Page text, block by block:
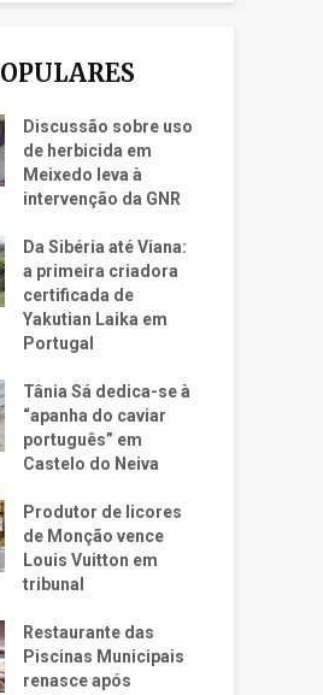
Discussão sobre uso
de herbicida em
Meixedo leva à
intervenção da GNR
Da Sibéria até Viana:
a primeira criadora
certificada de
Yakutian Laika em
Portugal
Tânia Sá dedica-se à
“apanha do caviar
português” em
Castelo do Neiva
Produtor de licores
de Monção vence
Louis Vuitton em
tribunal
Restaurante das
Piscinas Municipais
renasce após